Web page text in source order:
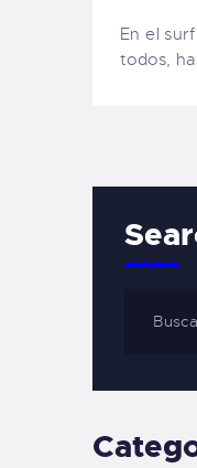
En el
todos,